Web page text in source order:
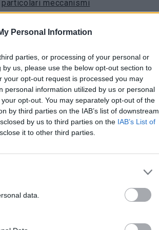
Personal Information
parties, or processing of your personal or
us, please use the below opt-out section to
opt-out request is processed you may
personal information utilized by us or personal
opt-out. You may separately opt-out of the
by third parties on the IAB’s list of downstream
by us to third parties on the IAB’s List of
it to other third parties.
data.
particolari meccanismi
di lunghezza e 16 mm di
saltanti e minuti finali su
dell’orologio, sono
zaffiro.
di cinque minuti dall’altro,
calibro automatico UR-13.01
ore. A collegarli c’è un
moduli.